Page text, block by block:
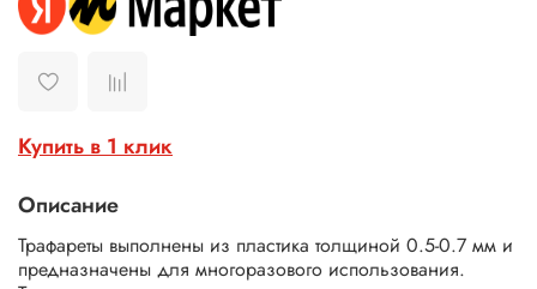
Купить в 1 клик
Описание
Трафареты выполнены из пластика толщиной 0.5-0.7 мм и
предназначены для многоразового использования.